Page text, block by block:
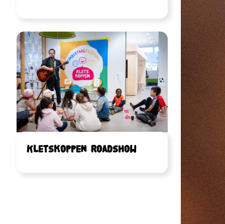
Kletskoppen Roadshow